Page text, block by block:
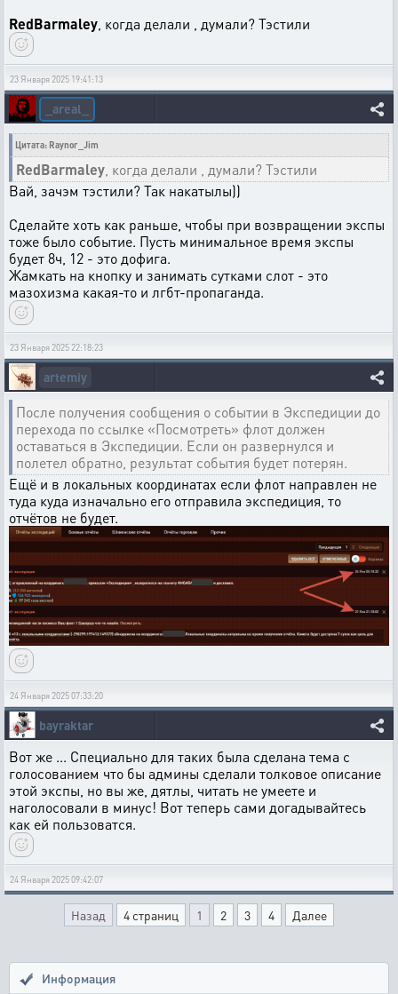
RedBarmaley , когда делали , думали? Тэстили
23 Января 2025 19:41:13
_areal_
Цитата: Raynor_Jim
RedBarmaley , когда делали , думали? Тэстили
Вай, зачэм тэстили? Так накатылы))
Сделайте хоть как раньше, чтобы при возвращении экспы
тоже было событие. Пусть минимальное время экспы
будет 8ч, 12 - это дофига.
Жамкать на кнопку и занимать сутками слот - это
мазохизма какая-то и лгбт-пропаганда.
23 Января 2025 22:18:23
artemiy
После получения сообщения о событии в Экспедиции до
перехода по ссылке «Посмотреть» флот должен
оставаться в Экспедиции. Если он развернулся и
полетел обратно, результат события будет потерян.
Ещё и в локальных координатах если флот направлен не
туда куда изначально его отправила экспедиция, то
отчётов не будет.
24 Января 2025 07:33:20
bayraktar
Вот же ... Специально для таких была сделана тема с
голосованием что бы админы сделали толковое описание
этой экспы, но вы же, дятлы, читать не умеете и
наголосовали в минус! Вот теперь сами догадывайтесь
как ей пользоватся.
24 Января 2025 09:42:07
Назад 4 страниц 1 2 3 4 Далее
Информация